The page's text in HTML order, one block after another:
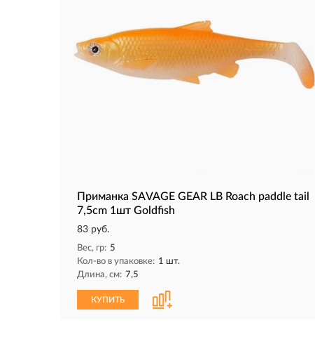
Приманка SAVAGE GEAR LB Roach paddle tail
7,5cm 1шт Goldfish
83 руб.
Вес, гр: 5
Кол-во в упаковке: 1 шт.
Длина, см: 7,5
КУПИТЬ